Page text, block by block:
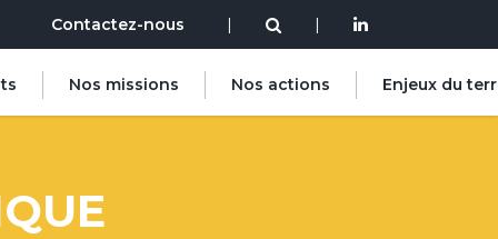
Contactez-nous | |
Nos missions Nos actions Enjeux du